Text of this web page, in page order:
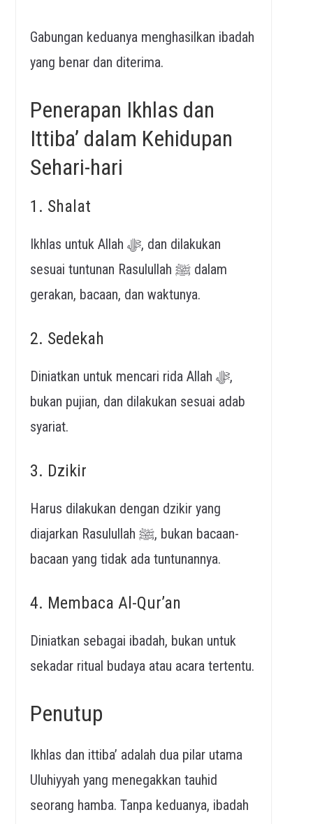
Gabungan keduanya menghasilkan ibadah
yang benar dan diterima.
Penerapan Ikhlas dan
Ittiba’ dalam Kehidupan
Sehari-hari
1. Shalat
Ikhlas untuk Allah ﷻ, dan dilakukan
sesuai tuntunan Rasulullah ﷺ dalam
gerakan, bacaan, dan waktunya.
2. Sedekah
Diniatkan untuk mencari rida Allah ﷻ,
bukan pujian, dan dilakukan sesuai adab
syariat.
3. Dzikir
Harus dilakukan dengan dzikir yang
diajarkan Rasulullah ﷺ, bukan bacaan-
bacaan yang tidak ada tuntunannya.
4. Membaca Al-Qur’an
Diniatkan sebagai ibadah, bukan untuk
sekadar ritual budaya atau acara tertentu.
Penutup
Ikhlas dan ittiba’ adalah dua pilar utama
Uluhiyyah yang menegakkan tauhid
seorang hamba. Tanpa keduanya, ibadah